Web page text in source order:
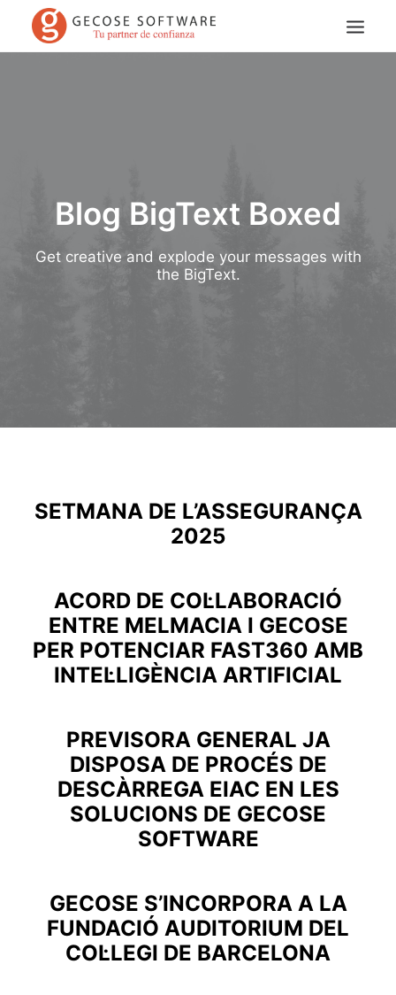
Search
Blog BigText Boxed
Get creative and explode your messages with
the BigText.
SETMANA DE L’ASSEGURANÇA
2025
ACORD DE COL·LABORACIÓ
ENTRE MELMACIA I GECOSE
PER POTENCIAR FAST360 AMB
INTEL·LIGÈNCIA ARTIFICIAL
PREVISORA GENERAL JA
DISPOSA DE PROCÉS DE
DESCÀRREGA EIAC EN LES
SOLUCIONS DE GECOSE
SOFTWARE
GECOSE S’INCORPORA A LA
FUNDACIÓ AUDITORIUM DEL
COL·LEGI DE BARCELONA